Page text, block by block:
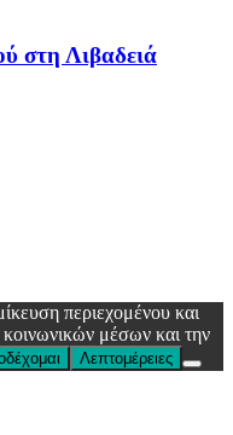
στη Λιβαδειά
περιεχομένου και
μέσων και την
Λεπτομέρειες